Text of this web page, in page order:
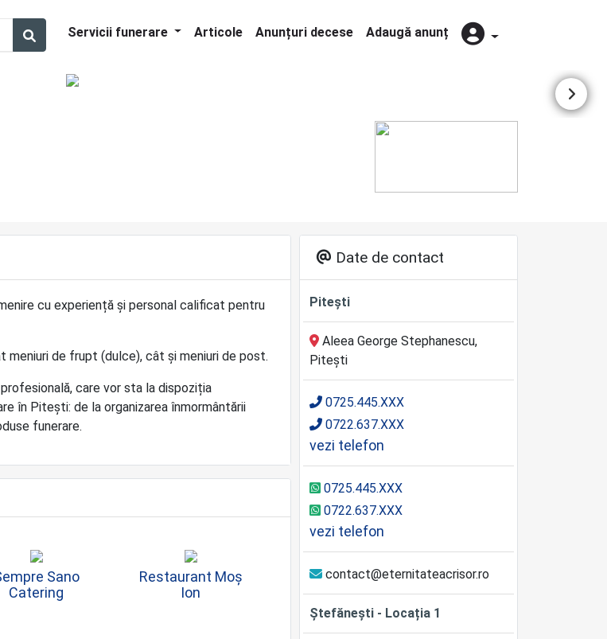
Servicii funerare Articole Anunțuri decese Adaugă anunț
cu experiență și personal calificat pentru
de frupt (dulce), cât și meniuri de post.
care vor sta la dispoziția
în Pitești: de la organizarea înmormântării
funerare.
Sano
Catering
Restaurant Moș
Ion
Date de contact
Pitești
Aleea George Stephanescu,
Pitești
0725.445.XXX
0722.637.XXX
vezi telefon
0725.445.XXX
0722.637.XXX
vezi telefon
contact@eternitateacrisor.ro
Ștefănești - Locația 1